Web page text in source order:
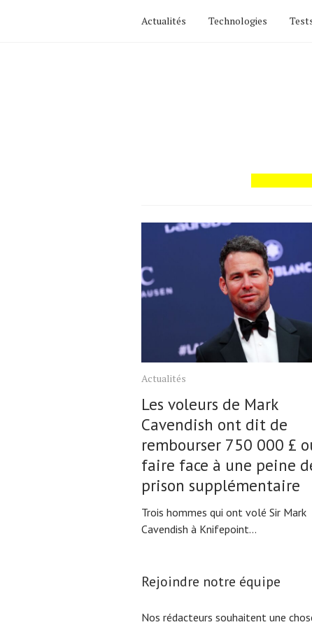
Actualités Technologies
Actualités
Les voleurs de Mark
Cavendish ont dit de
rembourser 750 000 £
faire face à une peine
prison supplémentaire
Trois hommes qui ont volé Sir Mark
Cavendish à Knifepoint...
Rejoindre notre équipe
Nos rédacteurs souhaitent une